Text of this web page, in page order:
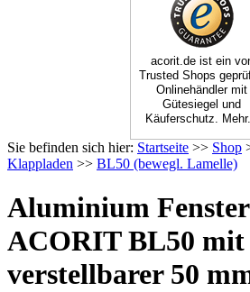
acorit.de ist ein
Trusted Shops
Onlinehändler mit
Gütesiegel und
Käuferschutz.
Sie befinden sich hier: Startseite >> Shop
Klappladen >> BL50 (bewegl. Lamelle)
Aluminium
ACORIT BL50 mit
verstellbarer 50